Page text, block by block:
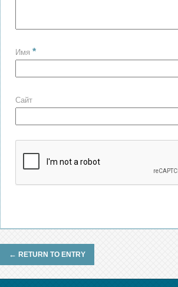
Имя *
Сайт
← RETURN TO ENTRY